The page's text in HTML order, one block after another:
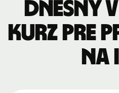
Dnešný
kurz pre
na